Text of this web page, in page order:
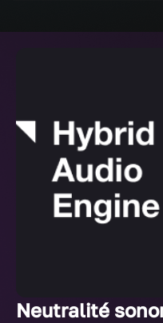
Neutralité